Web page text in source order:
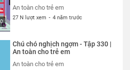
An toàn cho trẻ em
27 N lượt xem - 4 năm trước
Chú chó nghịch ngợm - Tập 330 |
An toàn cho trẻ em
An toàn cho trẻ em